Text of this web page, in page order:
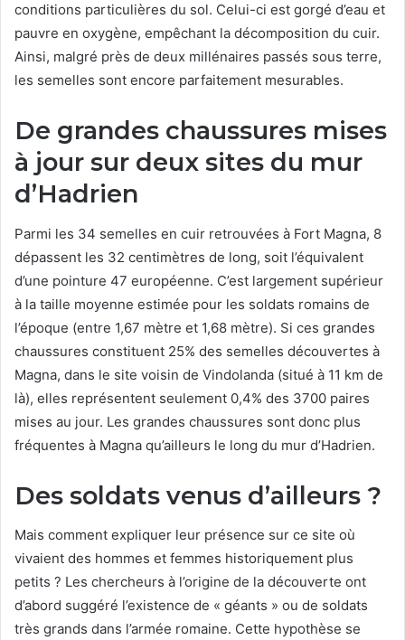
conditions particulières du sol. Celui-ci est gorgé d’eau et
pauvre en oxygène, empêchant la décomposition du cuir.
Ainsi, malgré près de deux millénaires passés sous terre,
les semelles sont encore parfaitement mesurables.
De grandes chaussures mises
à jour sur deux sites du mur
d’Hadrien
Parmi les 34 semelles en cuir retrouvées à Fort Magna, 8
dépassent les 32 centimètres de long, soit l’équivalent
d’une pointure 47 européenne. C’est largement supérieur
à la taille moyenne estimée pour les soldats romains de
l’époque (entre 1,67 mètre et 1,68 mètre). Si ces grandes
chaussures constituent 25% des semelles découvertes à
Magna, dans le site voisin de Vindolanda (situé à 11 km de
là), elles représentent seulement 0,4% des 3700 paires
mises au jour. Les grandes chaussures sont donc plus
fréquentes à Magna qu’ailleurs le long du mur d’Hadrien.
Des soldats venus d’ailleurs ?
Mais comment expliquer leur présence sur ce site où
vivaient des hommes et femmes historiquement plus
petits ? Les chercheurs à l’origine de la découverte ont
d’abord suggéré l’existence de « géants » ou de soldats
très grands dans l’armée romaine. Cette hypothèse se